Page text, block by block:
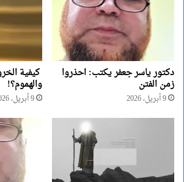
دكتور ياسر جعفر يكتب: احذروا
زمن الفتن
9 أبريل، 2026
كيفية
والهموم؟!
9 أبريل، 2026